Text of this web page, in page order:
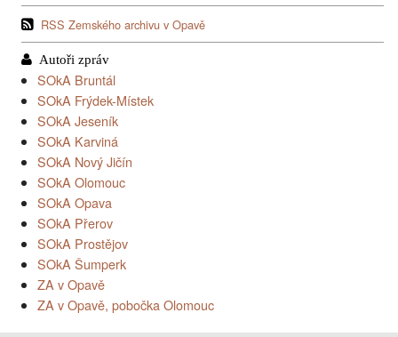
RSS Zemského archivu v Opavě
SOkA Bruntál
SOkA Frýdek-Místek
SOkA Jeseník
SOkA Karviná
SOkA Nový Jičín
SOkA Olomouc
SOkA Opava
SOkA Přerov
SOkA Prostějov
SOkA Šumperk
ZA v Opavě
ZA v Opavě, pobočka Olomouc